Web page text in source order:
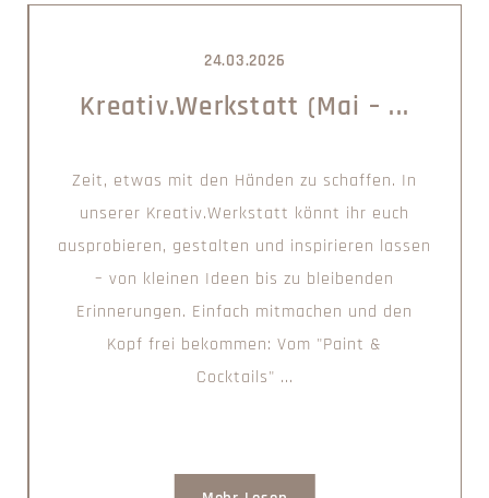
24.03.2026
Kreativ.Werkstatt (Mai – ...
Zeit, etwas mit den Händen zu schaffen. In
unserer Kreativ.Werkstatt könnt ihr euch
ausprobieren, gestalten und inspirieren lassen
– von kleinen Ideen bis zu bleibenden
Erinnerungen. Einfach mitmachen und den
Kopf frei bekommen: Vom "Paint &
Cocktails" ...